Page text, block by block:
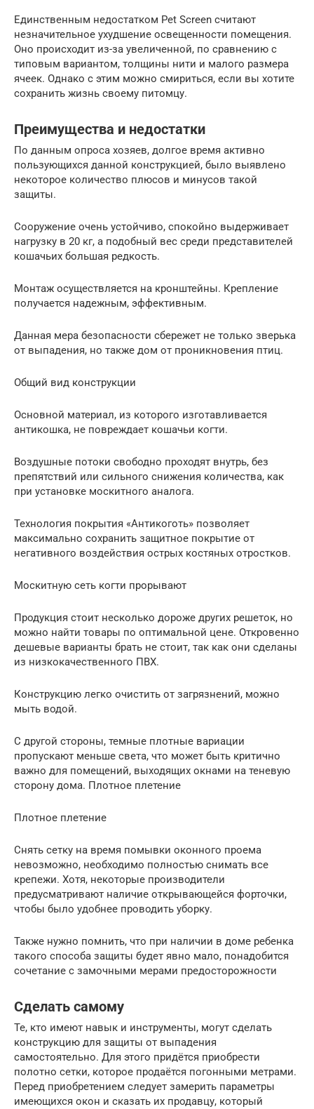
Единственным недостатком Pet Screen считают
незначительное ухудшение освещенности помещения.
Оно происходит из-за увеличенной, по сравнению с
типовым вариантом, толщины нити и малого размера
ячеек. Однако с этим можно смириться, если вы хотите
сохранить жизнь своему питомцу.
Преимущества и недостатки
По данным опроса хозяев, долгое время активно
пользующихся данной конструкцией, было выявлено
некоторое количество плюсов и минусов такой
защиты.
Сооружение очень устойчиво, спокойно выдерживает
нагрузку в 20 кг, а подобный вес среди представителей
кошачьих большая редкость.
Монтаж осуществляется на кронштейны. Крепление
получается надежным, эффективным.
Данная мера безопасности сбережет не только зверька
от выпадения, но также дом от проникновения птиц.
Общий вид конструкции
Основной материал, из которого изготавливается
антикошка, не повреждает кошачьи когти.
Воздушные потоки свободно проходят внутрь, без
препятствий или сильного снижения количества, как
при установке москитного аналога.
Технология покрытия «Антикоготь» позволяет
максимально сохранить защитное покрытие от
негативного воздействия острых костяных отростков.
Москитную сеть когти прорывают
Продукция стоит несколько дороже других решеток, но
можно найти товары по оптимальной цене. Откровенно
дешевые варианты брать не стоит, так как они сделаны
из низкокачественного ПВХ.
Конструкцию легко очистить от загрязнений, можно
мыть водой.
С другой стороны, темные плотные вариации
пропускают меньше света, что может быть критично
важно для помещений, выходящих окнами на теневую
сторону дома. Плотное плетение
Плотное плетение
Снять сетку на время помывки оконного проема
невозможно, необходимо полностью снимать все
крепежи. Хотя, некоторые производители
предусматривают наличие открывающейся форточки,
чтобы было удобнее проводить уборку.
Также нужно помнить, что при наличии в доме ребенка
такого способа защиты будет явно мало, понадобится
сочетание с замочными мерами предосторожности
Сделать самому
Те, кто имеют навык и инструменты, могут сделать
конструкцию для защиты от выпадения
самостоятельно. Для этого придётся приобрести
полотно сетки, которое продаётся погонными метрами.
Перед приобретением следует замерить параметры
имеющихся окон и сказать их продавцу, который